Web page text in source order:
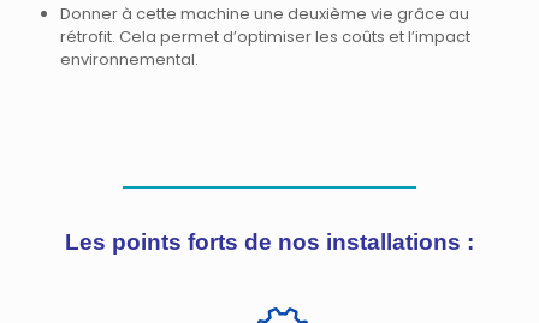
Donner à cette machine une deuxième vie grâce au
rétrofit. Cela permet d’optimiser les coûts et l’impact
environnemental.
Les points forts de nos installations :